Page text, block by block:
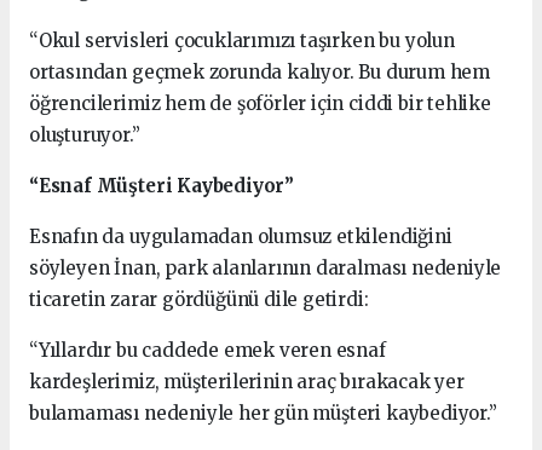
“Okul servisleri çocuklarımızı taşırken bu yolun
ortasından geçmek zorunda kalıyor. Bu durum hem
öğrencilerimiz hem de şoförler için ciddi bir tehlike
oluşturuyor.”
“Esnaf Müşteri Kaybediyor”
Esnafın da uygulamadan olumsuz etkilendiğini
söyleyen İnan, park alanlarının daralması nedeniyle
ticaretin zarar gördüğünü dile getirdi:
“Yıllardır bu caddede emek veren esnaf
kardeşlerimiz, müşterilerinin araç bırakacak yer
bulamaması nedeniyle her gün müşteri kaybediyor.”